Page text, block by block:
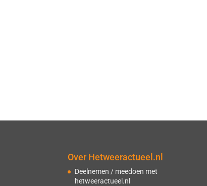
Over Hetweeractueel.nl
Deelnemen / meedoen met
hetweeractueel.nl